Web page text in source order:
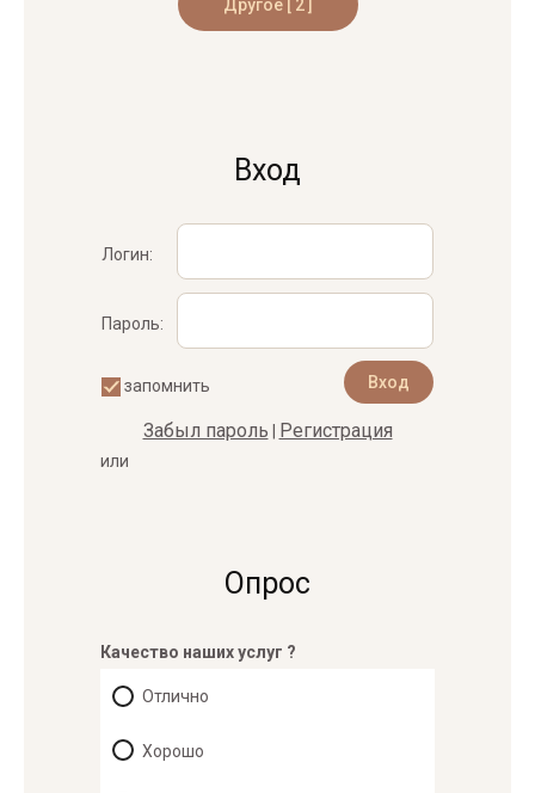
Вход
Логин:
Пароль:
запомнить
Забыл пароль Регистрация
или
Опрос
Качество наших услуг ?
Отлично
Хорошо